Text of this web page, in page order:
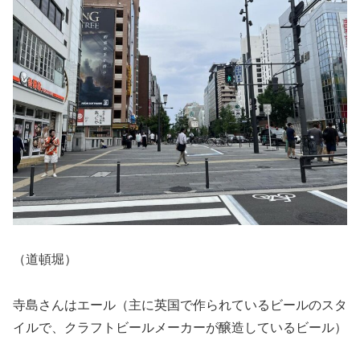
（道頓堀）
寺島さんはエール（主に英国で作られているビールのスタ
イルで、クラフトビールメーカーが醸造しているビール）